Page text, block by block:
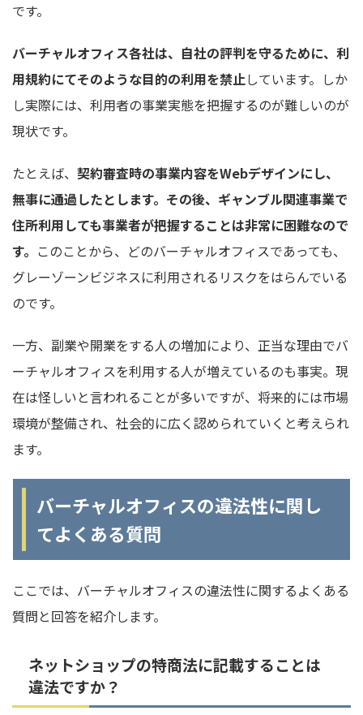
です。
バーチャルオフィス各社は、自社の評判を守るために、利
用規約にてそのような目的の利用を禁止しています。しか
し実際には、利用者の事業実態を把握するのが難しいのが
現状です。
たとえば、 契約審査時の事業内容をWebデザインにし、
無事に通過したとします。その後、ギャンブル関連事業で
住所利用しても事業者が把握することは非常に困難なので
す。 このことから、どのバーチャルオフィスであっても、
グレーゾーンビジネスに利用されるリスクをはらんでいる
のです。
一方、副業や開業をする人の増加により、正当な理由でバ
ーチャルオフィスを利用する人が増えているのも事実。現
在は怪しいと言われることが多いですが、将来的には市場
環境が整備され、社会的に広く認められていくと考えられ
ます。
バーチャルオフィスの違法性に関し
てよくある質問
ここでは、バーチャルオフィスの違法性に関するよくある
質問と回答を紹介します。
ネットショップの特商法に記載することは
違法ですか？